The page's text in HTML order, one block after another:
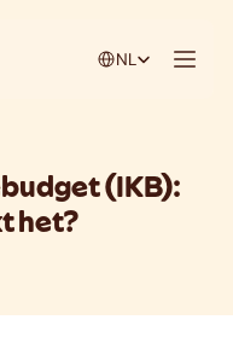
NL
(IKB):
het?